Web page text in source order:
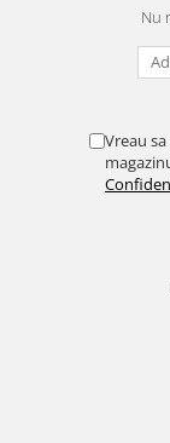
Nu
Vreau